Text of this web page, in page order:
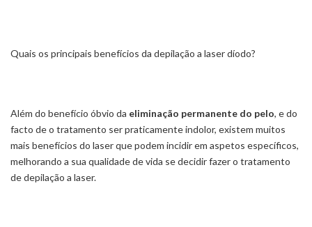
Quais os principais benefícios da depilação a laser díodo?
Além do benefício óbvio da eliminação permanente do pelo, e do
facto de o tratamento ser praticamente indolor, existem muitos
mais benefícios do laser que podem incidir em aspetos específicos,
melhorando a sua qualidade de vida se decidir fazer o tratamento
de depilação a laser.